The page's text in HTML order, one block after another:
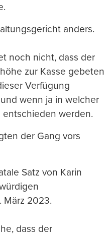
anders.
noch nicht, dass der
zur Kasse gebeten
Verfügung
wenn ja in welcher
werden.
der Gang vors
Satz von Karin
März 2023.
dass der